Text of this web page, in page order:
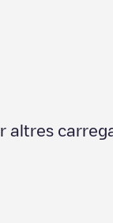
altres